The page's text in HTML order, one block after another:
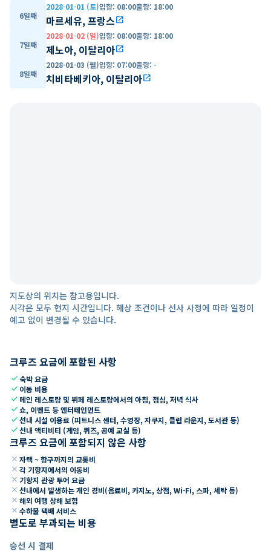
6일째
2028-01-01 (토)입항: 08:00출항: 18:00
마르세유, 프랑스open_in_new
7일째
2028-01-02 (일)입항: 08:00출항: 18:00
제노아, 이탈리아open_in_new
8일째
2028-01-03 (월)입항: 07:00출항: -
치비타베키아, 이탈리아open_in_new
지도상의 위치는 참고용입니다.
시각은 모두 현지 시간입니다. 해상 조건이나 선사 사정에 따라 일정이
예고 없이 변경될 수 있습니다.
크루즈 요금에 포함된 사항
check숙박 요금
check 이동 비용
check 메인 레스토랑 및 뷔페 레스토랑에서의 아침, 점심, 저녁 식사
check쇼, 이벤트 등 엔터테인먼트
check선내 시설 이용료 (피트니스 센터, 수영장, 자쿠지, 클럽 라운지, 도서관 등)
check선내 액티비티 (게임, 퀴즈, 공예 교실 등)
크루즈 요금에 포함되지 않은 사항
close 자택 ~ 항구까지의 교통비
close 각 기항지에서의 이동비
close 기항지 관광 투어 요금
close 선내에서 발생하는 개인 경비(음료비, 카지노, 상점, Wi-Fi, 스파, 세탁 등)
close 해외 여행 상해 보험
close 수하물 택배 서비스
별도로 부과되는 비용
승선 시 결제